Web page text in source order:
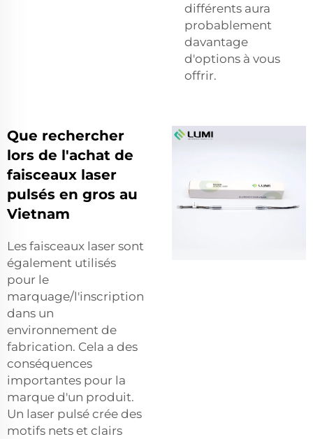
différents aura
probablement
davantage
d'options à vous
offrir.
Que rechercher
lors de l'achat de
faisceaux laser
pulsés en gros au
Vietnam
Les faisceaux laser sont
également utilisés
pour le
marquage/l'inscription
dans un
environnement de
fabrication. Cela a des
conséquences
importantes pour la
marque d'un produit.
Un laser pulsé crée des
motifs nets et clairs